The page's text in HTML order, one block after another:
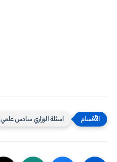
اسئلة الوزاري سادس علمي